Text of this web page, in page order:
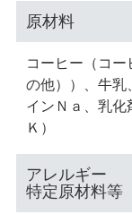
原材料
コーヒー（コ
の他））、牛乳
インＮａ、乳化
Ｋ）
アレルギー
特定原材料等